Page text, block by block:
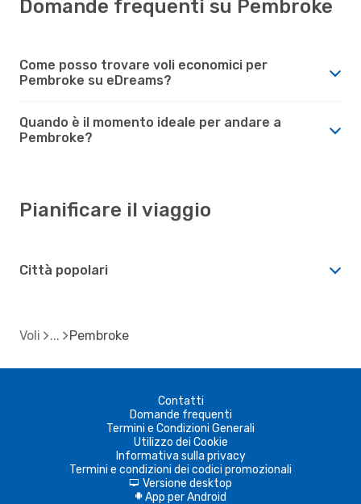
Domande frequenti su Pembroke
Come posso trovare voli economici per
Pembroke su eDreams?
Quando è il momento ideale per andare a
Pembroke?
Pianificare il viaggio
Città popolari
Voli Pembroke
Contatti
Domande frequenti
Termini e Condizioni Generali
Utilizzo dei Cookie
Informativa sulla privacy
Termini e condizioni dei codici promozionali
d Versione desktop
A App per Android